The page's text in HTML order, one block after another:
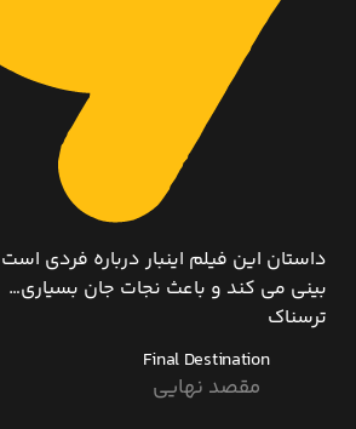
داستان این فیلم اینبار درباره فردی
بینی می کند و باعث نجات جان بسیاری…
ترسناک
Final Destination
مقصد نهایی